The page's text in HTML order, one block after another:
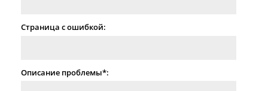
Страница с ошибкой:
Описание проблемы*: